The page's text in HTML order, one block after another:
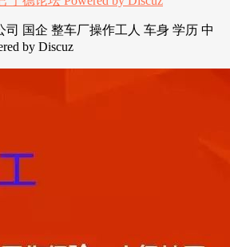
司 国企 整车厂操作工人 车身 学历 中
by Discuz